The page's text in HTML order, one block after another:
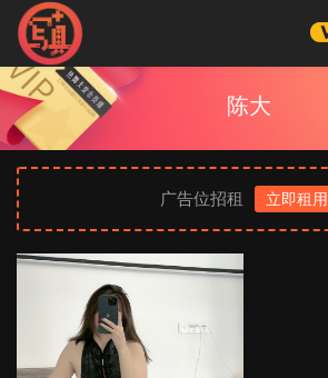
陈大
广告位招租 立即租用